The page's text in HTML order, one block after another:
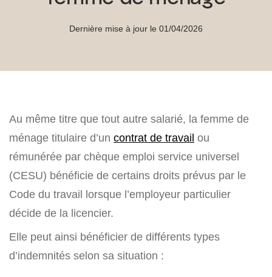
Dernière mise à jour le 01/04/2026
Au même titre que tout autre salarié, la femme de
ménage titulaire d’un contrat de travail ou
rémunérée par chèque emploi service universel
(CESU) bénéficie de certains droits prévus par le
Code du travail lorsque l’employeur particulier
décide de la licencier.
Elle peut ainsi bénéficier de différents types
d’indemnités selon sa situation :